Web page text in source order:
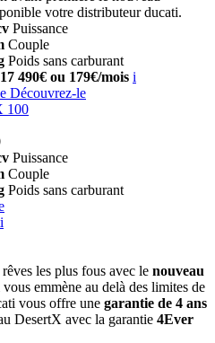
votre distributeur ducati.
Puissance
Couple
Poids sans carburant
490€ ou 179€/mois i
Découvrez-le
100
Puissance
Couple
Poids sans carburant
les plus fous avec le nouveau
emmène au delà des limites de
vous offre une garantie de 4 ans
DesertX avec la garantie 4Ever